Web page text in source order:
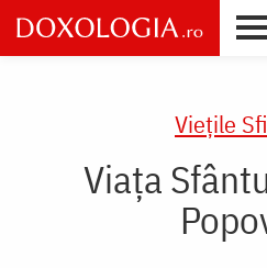
Skip
to
main
Vieţile
Viața